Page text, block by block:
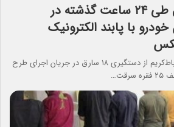
دستگیری ۱۸ سارق طی ٢۴ ساعت گذشته در
با پابند الکترونیک
فرمانده انتظامی شهرستان رباط‌کریم از دستگیری ۱۸ سارق در جریان اجرای طرح